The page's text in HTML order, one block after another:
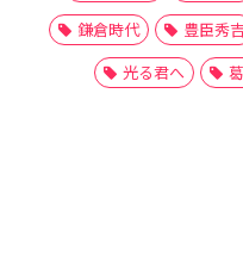
鎌倉時代
豊臣秀
光る君へ